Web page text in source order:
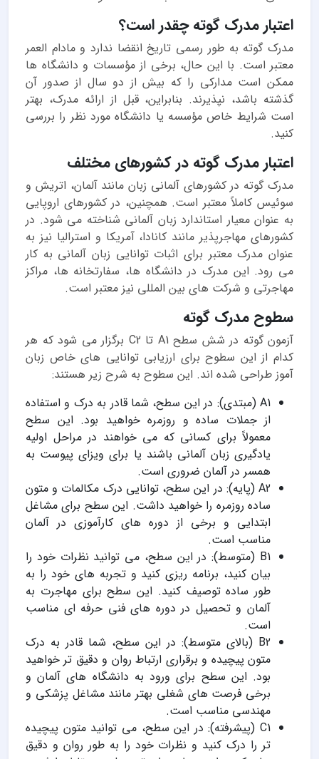
اعتبار مدرک گوته چقدر است؟
مدرک گوته به طور رسمی تاریخ انقضا ندارد و مادام العمر
معتبر است. با این حال، برخی از مؤسسات و دانشگاه ها
ممکن است مدارکی را که بیش از دو سال از صدور آن
گذشته باشد، نپذیرند. بنابراین، قبل از ارائه مدرک، بهتر
است شرایط خاص مؤسسه یا دانشگاه مورد نظر را بررسی
کنید.
اعتبار مدرک گوته در کشورهای مختلف
مدرک گوته در کشورهای آلمانی زبان مانند آلمان، اتریش و
سوئیس کاملاً معتبر است. همچنین، در کشورهای اروپایی
به عنوان معیار استاندارد زبان آلمانی شناخته می شود. در
کشورهای مهاجرپذیر مانند کانادا، آمریکا و استرالیا نیز به
عنوان مدرک معتبر برای اثبات توانایی زبان آلمانی به کار
می رود. این مدرک در دانشگاه ها، سفارتخانه ها، مراکز
مهاجرتی و شرکت های بین المللی نیز معتبر است.
سطوح مدرک گوته
آزمون گوته در شش سطح A1 تا C2 برگزار می شود که هر
کدام از این سطوح برای ارزیابی توانایی های خاص زبان
آموز طراحی شده اند. این سطوح به شرح زیر هستند:
A1 (مبتدی): در این سطح، شما قادر به درک و استفاده
از جملات ساده و روزمره خواهید بود. این سطح
معمولاً برای کسانی که می خواهند در مراحل اولیه
یادگیری زبان آلمانی باشند یا برای ویزای پیوست به
همسر در آلمان ضروری است.
A2 (پایه): در این سطح، توانایی درک مکالمات و متون
ساده روزمره را خواهید داشت. این سطح برای مشاغل
ابتدایی و برخی از دوره های کارآموزی در آلمان
مناسب است.
B1 (متوسط): در این سطح، می توانید نظرات خود را
بیان کنید، برنامه ریزی کنید و تجربه های خود را به
طور ساده توصیف کنید. این سطح برای مهاجرت به
آلمان و تحصیل در دوره های فنی حرفه ای مناسب
است.
B2 (بالای متوسط): در این سطح، شما قادر به درک
متون پیچیده و برقراری ارتباط روان و دقیق تر خواهید
بود. این سطح برای ورود به دانشگاه های آلمان و
برخی فرصت های شغلی بهتر مانند مشاغل پزشکی و
مهندسی مناسب است.
C1 (پیشرفته): در این سطح، می توانید متون پیچیده
تر را درک کنید و نظرات خود را به طور روان و دقیق